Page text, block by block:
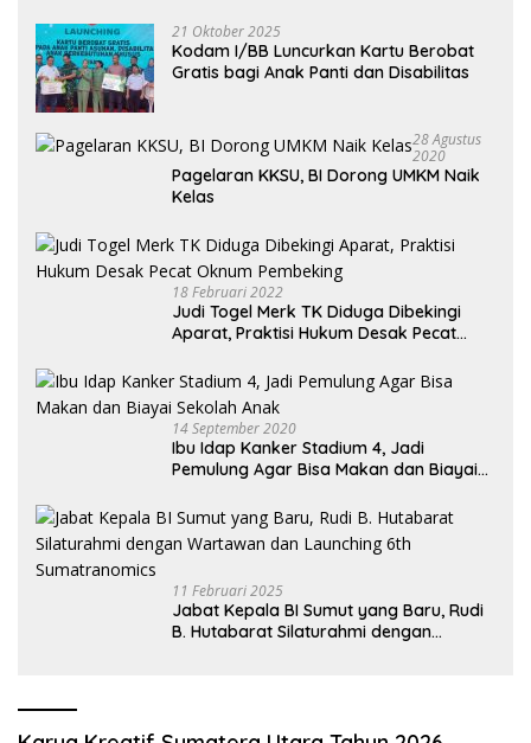
21 Oktober 2025
Kodam I/BB Luncurkan Kartu Berobat
Gratis bagi Anak Panti dan Disabilitas
28 Agustus
2020
Pagelaran KKSU, BI Dorong UMKM Naik
Kelas
18 Februari 2022
Judi Togel Merk TK Diduga Dibekingi
Aparat, Praktisi Hukum Desak Pecat
14 September 2020
Ibu Idap Kanker Stadium 4, Jadi
Pemulung Agar Bisa Makan dan Biayai
11 Februari 2025
Jabat Kepala BI Sumut yang Baru, Rudi
B. Hutabarat Silaturahmi dengan